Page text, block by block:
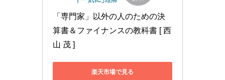
「専門家」以外の人のための決
算書＆ファイナンスの教科書 [ 西
山 茂 ]
楽天市場で見る